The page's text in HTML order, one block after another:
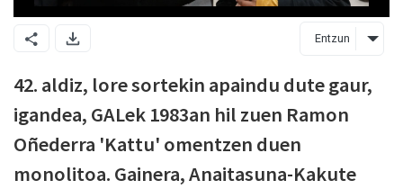
Entzun
42. aldiz, lore sortekin apaindu dute gaur,
igandea, GALek 1983an hil zuen Ramon
Oñederra 'Kattu' omentzen duen
monolitoa. Gainera, Anaitasuna-Kakute